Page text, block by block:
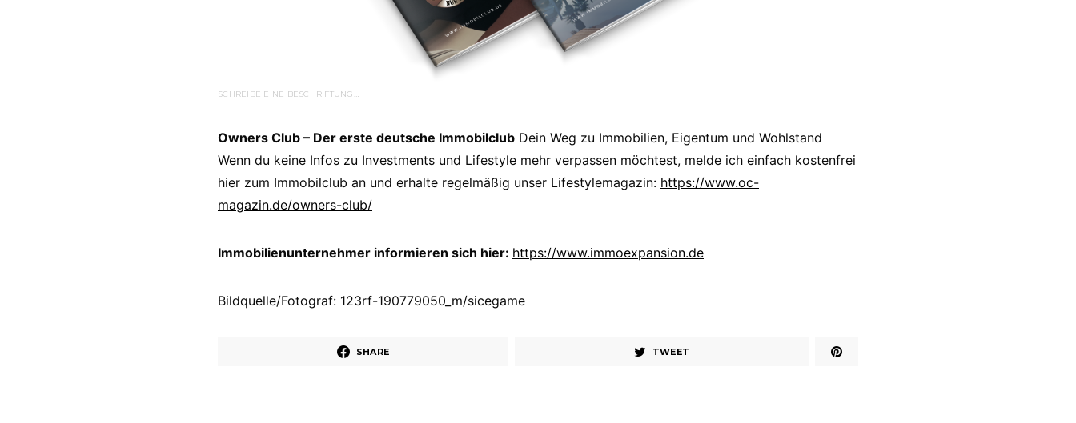
SCHREIBE EINE BESCHRIFTUNG…
Owners Club – Der erste deutsche Immobilclub Dein Weg zu Immobilien, Eigentum und Wohlstand
Wenn du keine Infos zu Investments und Lifestyle mehr verpassen möchtest, melde ich einfach kostenfrei
hier zum Immobilclub an und erhalte regelmäßig unser Lifestylemagazin: https://www.oc-
magazin.de/owners-club/
Immobilienunternehmer informieren sich hier: https://www.immoexpansion.de
Bildquelle/Fotograf: 123rf-190779050_m/sicegame
SHARE TWEET